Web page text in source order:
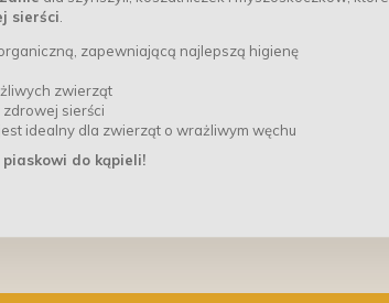
sierści.
zapewniającą najlepszą higienę
zwierząt
sierści
idealny dla zwierząt o wrażliwym węchu
do kąpieli!